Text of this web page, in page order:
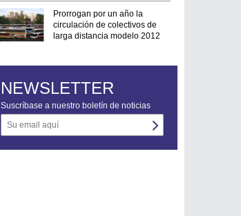
Prorrogan por un año la
circulación de colectivos de
larga distancia modelo 2012
NEWSLETTER
Suscríbase a nuestro boletín de noticias